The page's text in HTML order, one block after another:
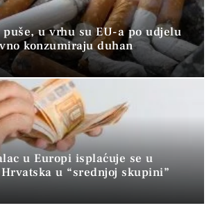
u vrhu su EU-a po udjelu
konzumiraju duhan
u Europi isplaćuje se u
u “srednjoj skupini”